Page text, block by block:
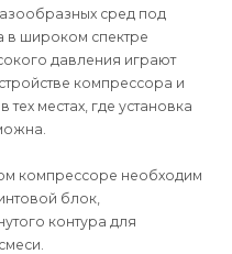
сред под
в широком спектре
давления играют
компрессора и
местах, где установка
компрессоре необходим
блок,
контура для